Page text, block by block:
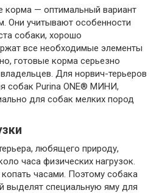
— оптимальный вариант
Они учитывают особенности
собаки, хорошо
все необходимые элементы
готовые корма серьезно
Для норвич-терьеров
собак Purina ONE® МИНИ,
для собак мелких пород
любящего природу,
часа физических нагрузок.
часами. Поэтому собака
выделят специальную яму для